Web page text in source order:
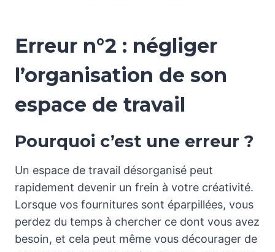
Erreur n°2 : négliger
l’organisation de son
espace de travail
Pourquoi c’est une erreur ?
Un espace de travail désorganisé peut
rapidement devenir un frein à votre créativité.
Lorsque vos fournitures sont éparpillées, vous
perdez du temps à chercher ce dont vous avez
besoin, et cela peut même vous décourager de